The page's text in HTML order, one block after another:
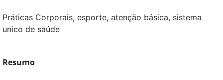
Práticas Corporais, esporte, atenção básica, sistema
unico de saúde
Resumo